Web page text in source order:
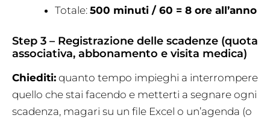
Totale: 500 minuti / 60 = 8 ore all’anno
Step 3 – Registrazione delle scadenze (quota
associativa, abbonamento e visita medica)
Chiediti: quanto tempo impieghi a interrompere
quello che stai facendo e metterti a segnare ogni
scadenza, magari su un file Excel o un’agenda (o